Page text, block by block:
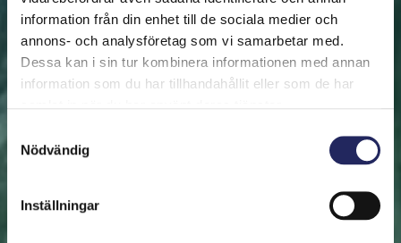
information från din enhet till de sociala medier och
annons- och analysföretag som vi samarbetar med.
Dessa kan i sin tur kombinera informationen med annan
information som du har tillhandahållit eller som de har
Nödvändig
Inställningar
FRAMSIDAN HJÄLP ÖSTERSJÖN RÄDDA EN BIT
Rädda en bit
Hjälp oss att rädda Östersjön. Du kan också ge den
räddade biten som en present. En bit av Östersjön är